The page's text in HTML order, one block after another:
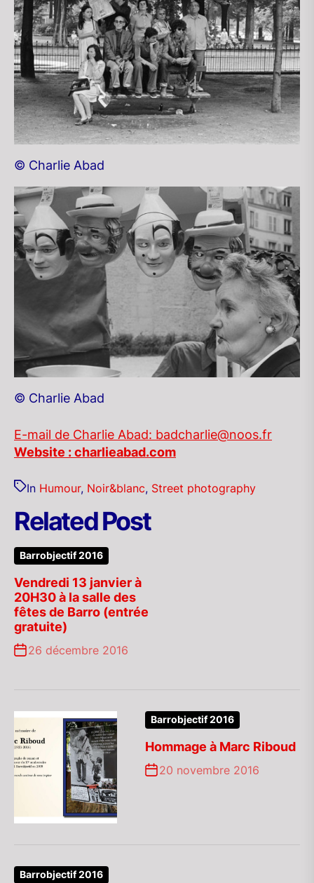
© Charlie Abad
© Charlie Abad
E-mail de Charlie Abad: badcharlie@noos.fr
Website : charlieabad.com
In Humour, Noir&blanc, Street photography
Related Post
Barrobjectif 2016
Vendredi 13 janvier à
20H30 à la salle des
fêtes de Barro (entrée
gratuite)
26 décembre 2016
Barrobjectif 2016
Hommage à Marc Riboud
20 novembre 2016
Barrobjectif 2016